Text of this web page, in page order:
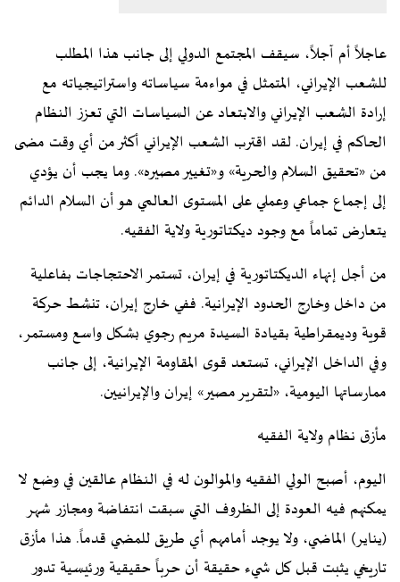
عاجلاً أم آجلاً، سيقف المجتمع الدولي إلى جانب هذا المطلب
للشعب الإيراني، المتمثل في مواءمة سياساته واستراتيجياته مع
إرادة الشعب الإيراني والابتعاد عن السياسات التي تعزز النظام
الحاکم في إيران. لقد اقترب الشعب الإيراني أكثر من أي وقت مضى
من «تحقيق السلام والحرية» و«تغيير مصيره». وما يجب أن يؤدي
إلى إجماع جماعي وعملي على المستوى العالمي هو أن السلام الدائم
يتعارض تماماً مع وجود ديكتاتورية ولاية الفقيه.
من أجل إنهاء الديكتاتورية في إيران، تستمر الاحتجاجات بفاعلية
من داخل وخارج الحدود الإيرانية. ففي خارج إيران، تنشط حركة
قوية وديمقراطية بقيادة السيدة مريم رجوي بشكل واسع ومستمر،
وفي الداخل الإيراني، تستعد قوى المقاومة الإيرانية، إلى جانب
ممارساتها اليومية، «لتقرير مصير» إيران والإيرانيين.
مأزق نظام ولاية الفقيه
اليوم، أصبح الولي الفقيه والموالون له في النظام عالقين في وضع لا
يمكنهم فيه العودة إلى الظروف التي سبقت انتفاضة ومجازر شهر
(يناير) الماضي، ولا يوجد أمامهم أي طريق للمضي قدماً. هذا مأزق
تاريخي يثبت قبل كل شيء حقيقة أن حرباً حقيقية ورئيسية تدور